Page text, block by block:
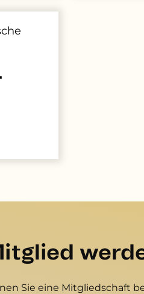
Sie eine Mitgliedschaft